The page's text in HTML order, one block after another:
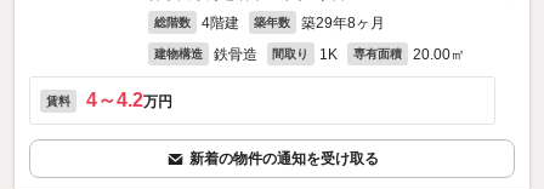
総階数 4階建 築年数 築29年8ヶ月
建物構造 鉄骨造 間取り 1K 専有面積 20.00㎡
賃料 4～4.2万円
新着の物件の通知を受け取る